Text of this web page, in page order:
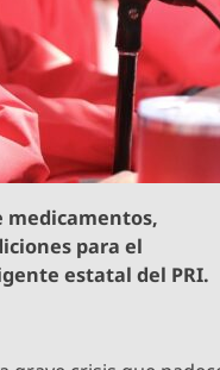
medicamentos,
para el
estatal del PRI.